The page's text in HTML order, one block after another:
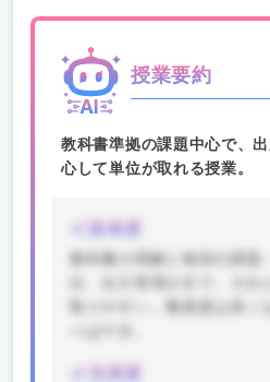
授業要約
教科書準拠の課題中心で、
心して単位が取れる授業。
楽単度
教科書の理解と毎回の課題
充実度